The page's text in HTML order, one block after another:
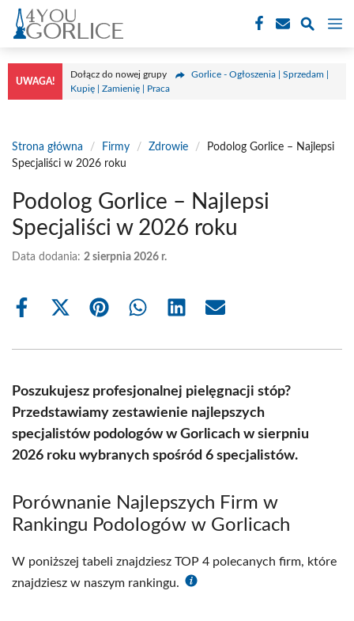
Przejdź
treści
UWAGA!
Dołącz do nowej grupy
Gorlice - Ogłoszenia | Sprzedam |
Kupię | Zamienię | Praca
Strona główna / Firmy / Zdrowie /
Podolog Gorlice – Najlepsi
Specjaliści w 2026 roku
Podolog Gorlice – Najlepsi
Specjaliści w 2026 roku
Data dodania: 2 sierpnia 2026 r.
Share
Share
(Twitter)
Share Share Share Share
Poszukujesz profesjonalnej pielęgnacji stóp?
Przedstawiamy zestawienie najlepszych
specjalistów podologów w Gorlicach w sierpniu
2026 roku wybranych spośród 6 specjalistów.
Porównanie Najlepszych Firm w
Rankingu Podologów w Gorlicach
W poniższej tabeli znajdziesz TOP 4 polecanych firm, które
znajdziesz w naszym rankingu.